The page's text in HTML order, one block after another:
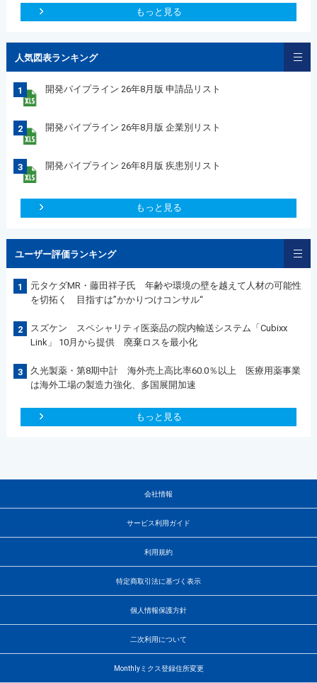
もっと見る
人気図表ランキング
1 開発パイプライン 26年8月版 申請品リスト
2 開発パイプライン 26年8月版 企業別リスト
3 開発パイプライン 26年8月版 疾患別リスト
もっと見る
ユーザー評価ランキング
1
元タケダMR・藤田祥子氏 年齢や環境の壁を越えて人材の可能性
を切拓く 目指すは”かかりつけコンサル“
2
スズケン スペシャリティ医薬品の院内輸送システム「Cubixx
Link」 10月から提供 廃棄ロスを最小化
3
久光製薬・第8期中計 海外売上高比率60.0％以上 医療用薬事業
は海外工場の製造力強化、多国展開加速
もっと見る
会社情報
サービス利用ガイド
利用規約
特定商取引法に基づく表示
個人情報保護方針
二次利用について
Monthlyミクス登録住所変更